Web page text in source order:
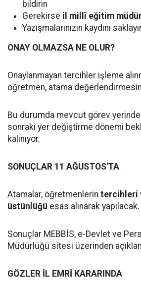
bildirin
Gerekirse il millî eğitim
Yazışmalarınızın kaydını
ONAY OLMAZSA NE OLUR?
Onaylanmayan tercihler işleme
öğretmen, atama
Bu durumda mevcut görev yerinde
sonraki yer değiştirme dönemi
kalınıyor.
SONUÇLAR 11 AĞUSTOS'TA
Atamalar, öğretmenlerin tercihleri
üstünlüğü esas alınarak yapılacak.
Sonuçlar MEBBİS, e-Devlet ve
Müdürlüğü sitesi üzerinden
GÖZLER İL EMRİ KARARINDA